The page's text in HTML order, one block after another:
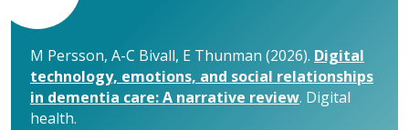
M Persson, A-C Bivall, E Thunman (2026). Digital
technology, emotions, and social relationships
in dementia care: A narrative review. Digital
health.